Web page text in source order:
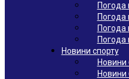
Погода
Погода
Погода
Погода
Новини спорту
Новини
Новини